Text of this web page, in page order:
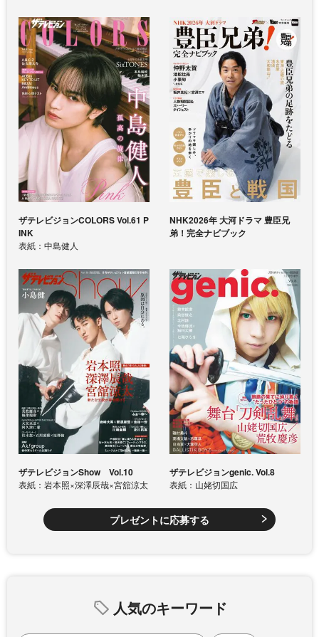
ザテレビジョンCOLORS Vol.61 P
INK
表紙：中島健人
NHK2026年 大河ドラマ 豊臣兄
弟！完全ナビブック
ザテレビジョンShow Vol.10
表紙：岩本照×深澤辰哉×宮舘涼太
ザテレビジョンgenic. Vol.8
表紙：山姥切国広
プレゼントに応募する
人気のキーワード